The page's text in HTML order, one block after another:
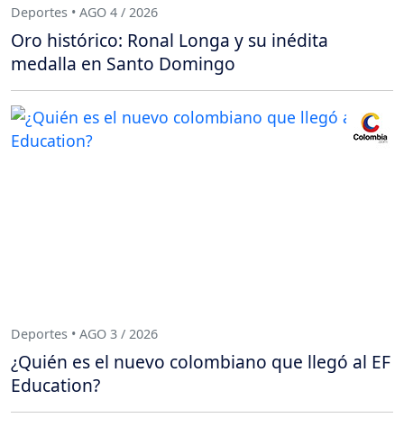
Deportes • AGO 4 / 2026
Oro histórico: Ronal Longa y su inédita
medalla en Santo Domingo
Deportes • AGO 3 / 2026
¿Quién es el nuevo colombiano que llegó al EF
Education?